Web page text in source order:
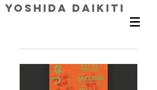
Yoshida Daikiti